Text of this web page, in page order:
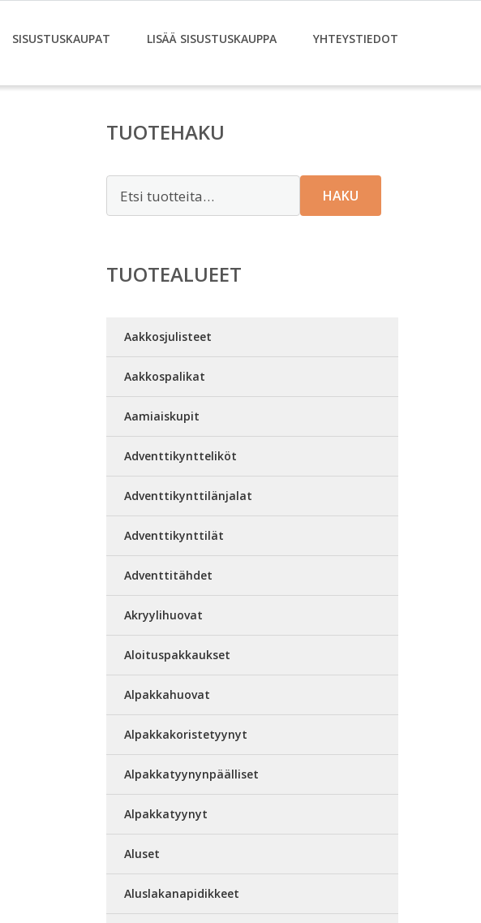
SISUSTUSKAUPAT LISÄÄ SISUSTUSKAUPPA YHTEYSTIEDOT
TUOTEHAKU
HAKU
TUOTEALUEET
Aakkosjulisteet
Aakkospalikat
Aamiaiskupit
Adventtikyntteliköt
Adventtikynttilänjalat
Adventtikynttilät
Adventtitähdet
Akryylihuovat
Aloituspakkaukset
Alpakkahuovat
Alpakkakoristetyynyt
Alpakkatyynynpäälliset
Alpakkatyynyt
Aluset
Aluslakanapidikkeet